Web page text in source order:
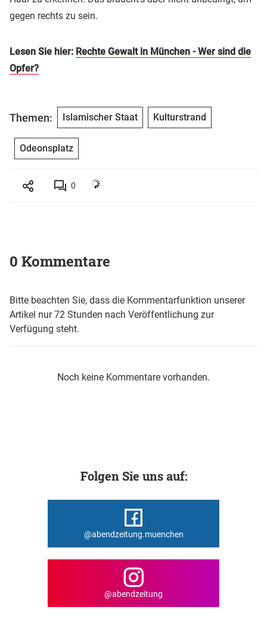
gegen rechts zu sein.
Lesen Sie hier: Rechte Gewalt in München - Wer sind die
Opfer?
Themen: Islamischer Staat Kulturstrand
Odeonsplatz
0
0 Kommentare
Bitte beachten Sie, dass die Kommentarfunktion unserer
Artikel nur 72 Stunden nach Veröffentlichung zur
Verfügung steht.
Noch keine Kommentare vorhanden.
Folgen Sie uns auf:
@abendzeitung.muenchen
@abendzeitung